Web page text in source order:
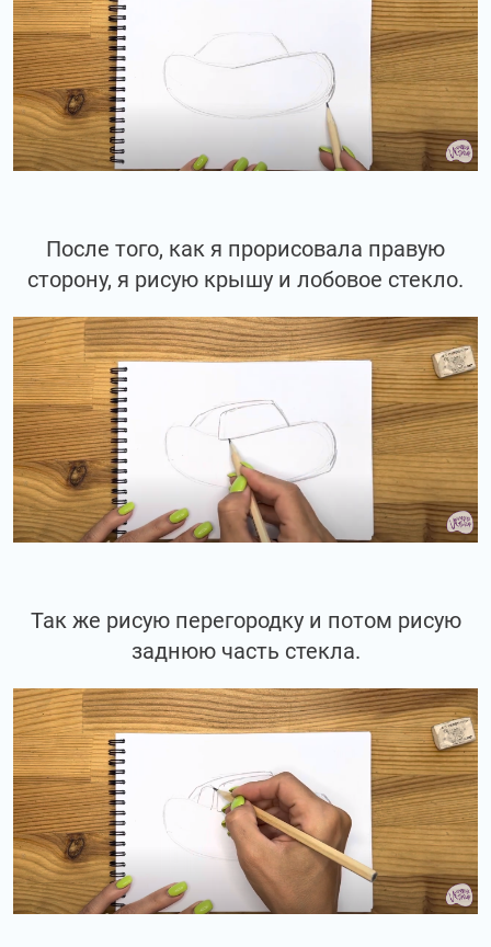
После того, как я прорисовала правую
сторону, я рисую крышу и лобовое стекло.
Так же рисую перегородку и потом рисую
заднюю часть стекла.